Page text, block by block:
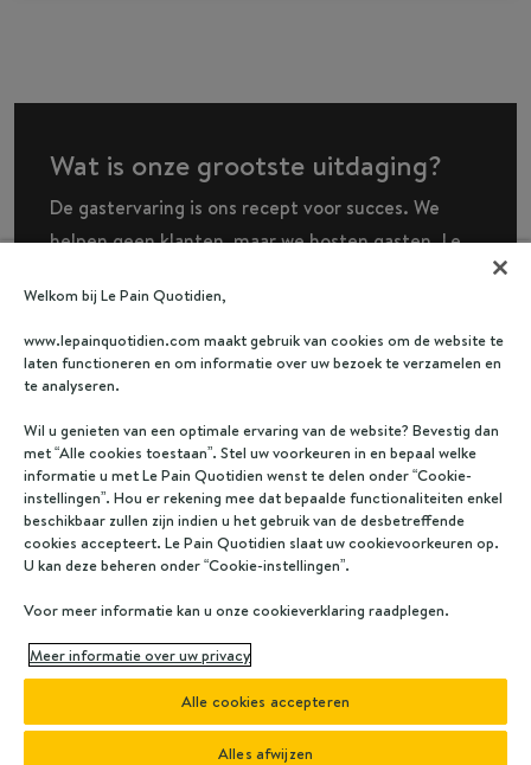
Wat is onze grootste uitdaging?
De gastervaring is ons recept voor succes. We
helpen geen klanten, maar we hosten gasten. Le
werkgever. We willen onze gemeenschap laten
groeien en tegelijkertijd trouw blijven aan waar we
in geloven.
‘Betekenisvolle connecties
creëren met simpele, lekkere,
authentieke, biologische en
huisgemaakte gerechten.’
Welkom bij Le Pain Quotidien,
www.lepainquotidien.com maakt gebruik van cookies om de website te
laten functioneren en om informatie over uw bezoek te verzamelen en
te analyseren.
Wil u genieten van een optimale ervaring van de website? Bevestig dan
met “Alle cookies toestaan”. Stel uw voorkeuren in en bepaal welke
informatie u met Le Pain Quotidien wenst te delen onder “Cookie-
instellingen”. Hou er rekening mee dat bepaalde functionaliteiten enkel
beschikbaar zullen zijn indien u het gebruik van de desbetreffende
cookies accepteert. Le Pain Quotidien slaat uw cookievoorkeuren op.
U kan deze beheren onder “Cookie-instellingen”.
Voor meer informatie kan u onze cookieverklaring raadplegen.
Meer informatie over uw privacy
Alle cookies accepteren
Alles afwijzen